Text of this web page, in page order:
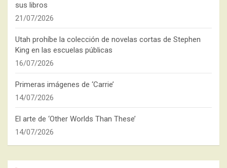
sus libros
21/07/2026
Utah prohíbe la colección de novelas cortas de Stephen
King en las escuelas públicas
16/07/2026
Primeras imágenes de ‘Carrie’
14/07/2026
El arte de ‘Other Worlds Than These’
14/07/2026